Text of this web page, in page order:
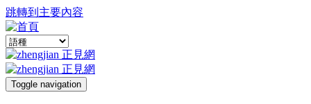
跳轉到主要內容
Toggle navigation